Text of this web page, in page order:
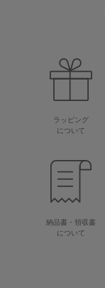
ラッピング
について
納品書・領収書
について